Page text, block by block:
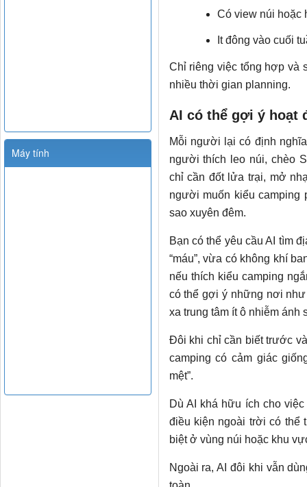
Có view núi hoặc
It đông vào cuối
Chỉ riêng việc tổng hợp và
nhiều thời gian planning.
AI có thể gợi ý hoạt
Mỗi người lại có định
người thích leo núi, chèo
chỉ cần đốt lửa trại, mở
người muốn kiểu camping
sao xuyên đêm.
Bạn có thể yêu cầu AI tìm
“máu”, vừa có không khí
nếu thích kiểu camping
có thể gợi ý những nơi
xa trung tâm ít ô nhiễm ánh
Đôi khi chỉ cần biết trước
camping có cảm giác
mệt”.
Dù AI khá hữu ích cho
điều kiện ngoài trời có thể
biệt ở vùng núi hoặc khu
Ngoài ra, AI đôi khi vẫn
Máy tính